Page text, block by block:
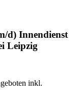
d) Innendienst
Leipzig
inkl.